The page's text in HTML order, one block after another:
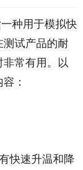
种用于模拟快
试产品的耐
常有用。以
：
快速升温和降